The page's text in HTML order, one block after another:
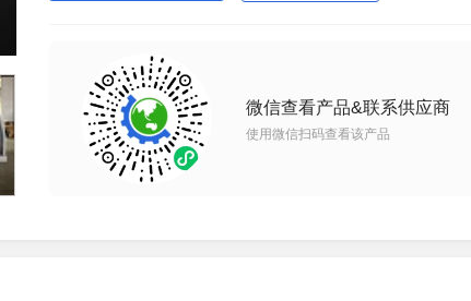
微信查看产品&联系供应商
使用微信扫码查看该产品